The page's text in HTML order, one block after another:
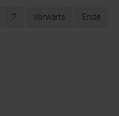
7 Vorwärts Ende